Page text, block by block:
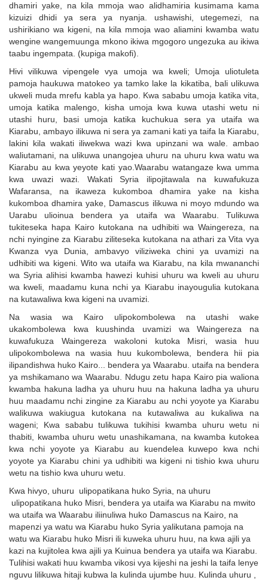
dhamiri yake, na kila mmoja wao alidhamiria kusimama kama
kizuizi dhidi ya sera ya nyanja. ushawishi, utegemezi, na
ushirikiano wa kigeni, na kila mmoja wao aliamini kwamba watu
wengine wangemuunga mkono ikiwa mgogoro ungezuka au ikiwa
taabu ingempata. (kupiga makofi).
Hivi vilikuwa vipengele vya umoja wa kweli; Umoja uliotuleta
pamoja haukuwa matokeo ya tamko lake la kikatiba, bali ulikuwa
ukweli muda mrefu kabla ya hapo. Kwa sababu umoja katika vita,
umoja katika malengo, kisha umoja kwa kuwa utashi wetu ni
utashi huru, basi umoja katika kuchukua sera ya utaifa wa
Kiarabu, ambayo ilikuwa ni sera ya zamani kati ya taifa la Kiarabu,
lakini kila wakati iliwekwa wazi kwa upinzani wa wale. ambao
waliutamani, na ulikuwa unangojea uhuru na uhuru kwa watu wa
Kiarabu au kwa yeyote kati yao.Waarabu watangaze kwa umma
kwa uwazi wazi. Wakati Syria ilipojitawala na kuwafukuza
Wafaransa, na ikaweza kukomboa dhamira yake na kisha
kukomboa dhamira yake, Damascus ilikuwa ni moyo mdundo wa
Uarabu ulioinua bendera ya utaifa wa Waarabu. Tulikuwa
tukiteseka hapa Kairo kutokana na udhibiti wa Waingereza, na
nchi nyingine za Kiarabu ziliteseka kutokana na athari za Vita vya
Kwanza vya Dunia, ambavyo viliziweka chini ya uvamizi na
udhibiti wa kigeni. Wito wa utaifa wa Kiarabu, na kila mwananchi
wa Syria alihisi kwamba hawezi kuhisi uhuru wa kweli au uhuru
wa kweli, maadamu kuna nchi ya Kiarabu inayougulia kutokana
na kutawaliwa kwa kigeni na uvamizi.
Na wasia wa Kairo ulipokombolewa na utashi wake
ukakombolewa kwa kuushinda uvamizi wa Waingereza na
kuwafukuza Waingereza wakoloni kutoka Misri, wasia huu
ulipokombolewa na wasia huu kukombolewa, bendera hii pia
ilipandishwa huko Kairo... bendera ya Waarabu. utaifa na bendera
ya mshikamano wa Waarabu. Ndugu zetu hapa Kairo pia waliona
kwamba hakuna ladha ya uhuru huu na hakuna ladha ya uhuru
huu maadamu nchi zingine za Kiarabu au nchi yoyote ya Kiarabu
walikuwa wakiugua kutokana na kutawaliwa au kukaliwa na
wageni; Kwa sababu tulikuwa tukihisi kwamba uhuru wetu ni
thabiti, kwamba uhuru wetu unashikamana, na kwamba kutokea
kwa nchi yoyote ya Kiarabu au kuendelea kuwepo kwa nchi
yoyote ya Kiarabu chini ya udhibiti wa kigeni ni tishio kwa uhuru
wetu na tishio kwa uhuru wetu.
Kwa hivyo, uhuru ulipopatikana huko Syria, na uhuru
ulipopatikana huko Misri, bendera ya utaifa wa Kiarabu na mwito
wa utaifa wa Waarabu iliinuliwa huko Damascus na Kairo, na
mapenzi ya watu wa Kiarabu huko Syria yalikutana pamoja na
watu wa Kiarabu huko Misri ili kuweka uhuru huu, na kwa ajili ya
kazi na kujitolea kwa ajili ya Kuinua bendera ya utaifa wa Kiarabu.
Tulihisi wakati huu kwamba vikosi vya kijeshi na jeshi la taifa lenye
nguvu lilikuwa hitaji kubwa la kulinda ujumbe huu. Kulinda uhuru ,